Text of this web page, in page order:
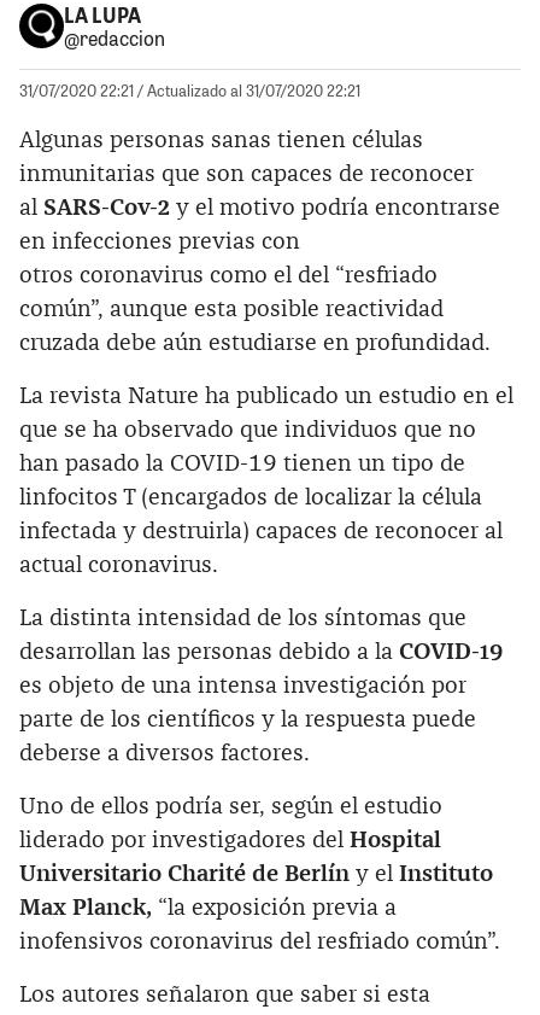
LA LUPA
@redaccion
31/07/2020 22:21 / Actualizado al 31/07/2020 22:21
Algunas personas sanas tienen células
inmunitarias que son capaces de reconocer
al SARS-Cov-2 y el motivo podría encontrarse
en infecciones previas con
otros coronavirus como el del “resfriado
común”, aunque esta posible reactividad
cruzada debe aún estudiarse en profundidad.
La revista Nature ha publicado un estudio en el
que se ha observado que individuos que no
han pasado la COVID-19 tienen un tipo de
linfocitos T (encargados de localizar la célula
infectada y destruirla) capaces de reconocer al
actual coronavirus.
La distinta intensidad de los síntomas que
desarrollan las personas debido a la COVID-19
es objeto de una intensa investigación por
parte de los científicos y la respuesta puede
deberse a diversos factores.
Uno de ellos podría ser, según el estudio
liderado por investigadores del Hospital
Universitario Charité de Berlín y el Instituto
Max Planck, “la exposición previa a
inofensivos coronavirus del resfriado común”.
Los autores señalaron que saber si esta